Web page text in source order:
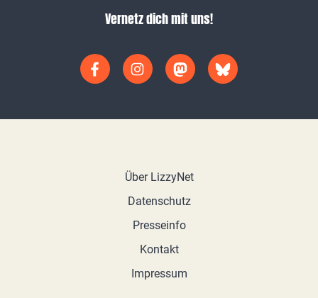
Vernetz dich mit uns!
Über LizzyNet
Datenschutz
Presseinfo
Kontakt
Impressum